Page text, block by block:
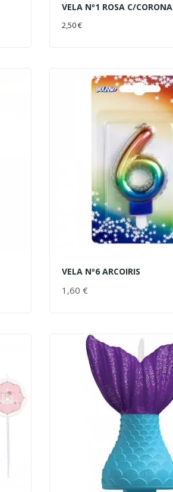
VELA Nº1 ROSA C/CORONA
2,50 €
VELA Nº6 ARCOIRIS
1,60 €AÑADIR AL CARRITO